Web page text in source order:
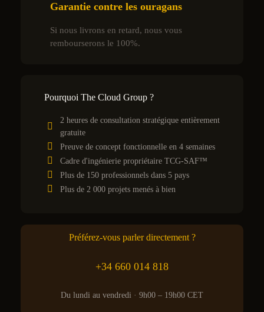
Garantie contre les ouragans
Si nous livrons en retard, nous vous
rembourserons le 100%.
Pourquoi The Cloud Group ?
2 heures de consultation stratégique entièrement
gratuite
Preuve de concept fonctionnelle en 4 semaines
Cadre d'ingénierie propriétaire TCG-SAF™
Plus de 150 professionnels dans 5 pays
Plus de 2 000 projets menés à bien
Préférez-vous parler directement ?
+34 660 014 818
Du lundi au vendredi · 9h00 – 19h00 CET